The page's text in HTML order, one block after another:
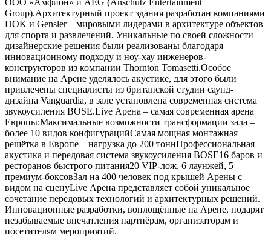
ООО «Амфион» и AEG (Anschutz Entertainment
Group).Архитектурный проект здания разработан компаниями
HOK и Gеnsler – мировыми лидерами в архитектуре объектов
для спорта и развлечений. Уникальные по своей сложности
дизайнерские решения были реализованы благодаря
инновационному подходу и ноу-хау инженеров-
конструкторов из компании Тhornton Tomasetti.Особое
внимание на Арене уделялось акустике, для этого были
привлечены специалисты из британской студии саунд-
дизайна Vanguardia, в зале установлена современная система
звукоусиления BOSE.Live Арена – самая современная арена
Европы:Максимальные возможности трансформации зала –
более 10 видов конфигурацийСамая мощная монтажная
решётка в Европе – нагрузка до 200 тоннПрофессиональная
акустика и передовая система звукоусиления BOSE16 баров и
ресторанов быстрого питания20 VIP-лож, 6 лаунжей, 5
премиум-боксовЗал на 400 человек под крышей Арены с
видом на сценуLive Арена представляет собой уникальное
сочетание передовых технологий и архитектурных решений.
Инновационные разработки, воплощённые на Арене, подарят
незабываемые впечатления партнёрам, организаторам и
посетителям мероприятий.